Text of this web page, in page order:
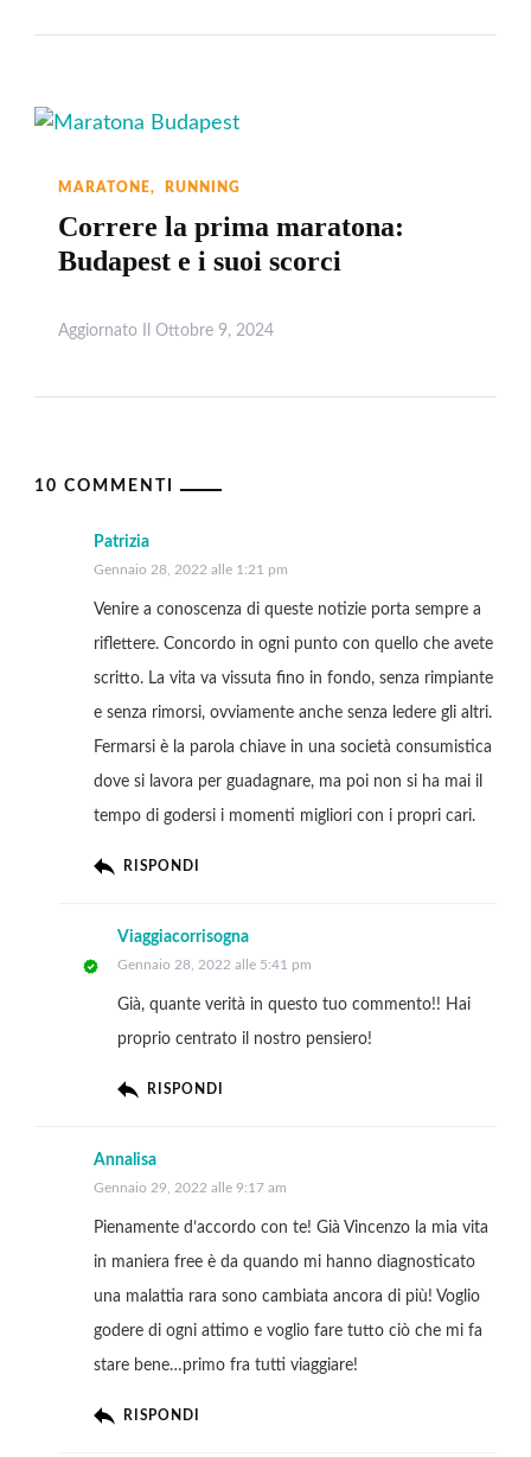
MARATONE RUNNING
Correre la prima maratona:
Budapest e i suoi scorci
Aggiornato Il Ottobre 9, 2024
10 COMMENTI
Patrizia
Gennaio 28, 2022 alle 1:21 pm
Venire a conoscenza di queste notizie porta sempre a
riflettere. Concordo in ogni punto con quello che avete
scritto. La vita va vissuta fino in fondo, senza rimpiante
e senza rimorsi, ovviamente anche senza ledere gli altri.
Fermarsi è la parola chiave in una società consumistica
dove si lavora per guadagnare, ma poi non si ha mai il
tempo di godersi i momenti migliori con i propri cari.
RISPONDI
Viaggiacorrisogna
Gennaio 28, 2022 alle 5:41 pm
Già, quante verità in questo tuo commento!! Hai
proprio centrato il nostro pensiero!
RISPONDI
Annalisa
Gennaio 29, 2022 alle 9:17 am
Pienamente d’accordo con te! Già Vincenzo la mia vita
in maniera free è da quando mi hanno diagnosticato
una malattia rara sono cambiata ancora di più! Voglio
godere di ogni attimo e voglio fare tutto ciò che mi fa
stare bene…primo fra tutti viaggiare!
RISPONDI